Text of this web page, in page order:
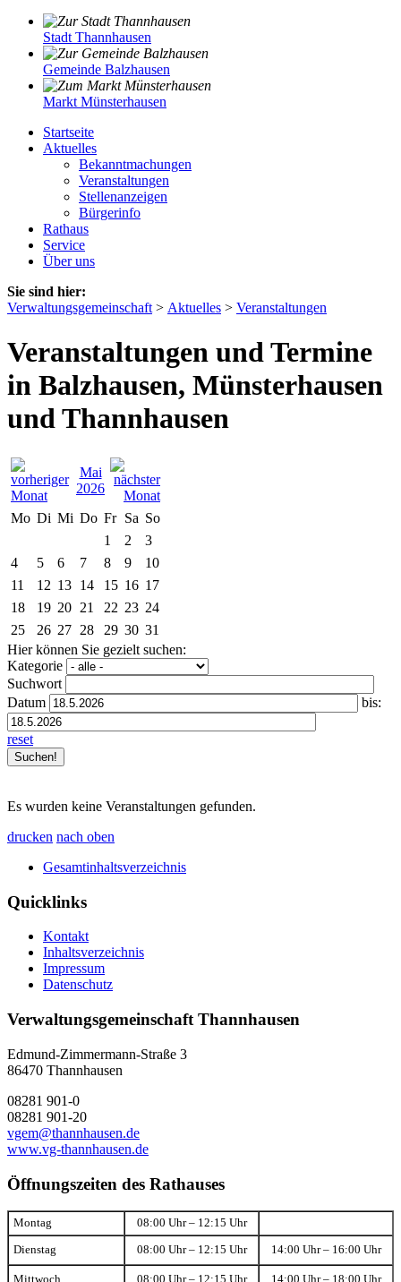
Stadt Thannhausen
Gemeinde Balzhausen
Markt Münsterhausen
Startseite
Aktuelles
Bekanntmachungen
Veranstaltungen
Stellenanzeigen
Bürgerinfo
Rathaus
Service
Über uns
Sie sind hier:
Verwaltungsgemeinschaft > Aktuelles > Veranstaltungen
Veranstaltungen und Termine
in Balzhausen, Münsterhausen
und Thannhausen
Mai
2026
Mo Di Mi Do Fr Sa So
1
2
3
4
5 6 7 8 9
10
11
12 13 14 15 16 17
18
19 20 21 22 23 24
25
26 27 28 29 30 31
Hier können Sie gezielt suchen:
Kategorie
Suchwort
Datum
bis:
reset
Es wurden keine Veranstaltungen gefunden.
drucken nach oben
Gesamtinhaltsverzeichnis
Quicklinks
Kontakt
Inhaltsverzeichnis
Impressum
Datenschutz
Verwaltungsgemeinschaft Thannhausen
Edmund-Zimmermann-Straße 3
86470 Thannhausen
08281 901-0
08281 901-20
vgem@thannhausen.de
www.vg-thannhausen.de
Öffnungszeiten des Rathauses
Montag 08:00 Uhr – 12:15 Uhr
Dienstag 08:00 Uhr – 12:15 Uhr 14:00 Uhr – 16:00 Uhr